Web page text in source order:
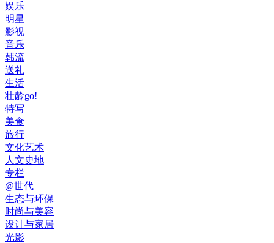
娱乐
明星
影视
音乐
韩流
送礼
生活
壮龄go!
特写
美食
旅行
文化艺术
人文史地
专栏
@世代
生态与环保
时尚与美容
设计与家居
光影